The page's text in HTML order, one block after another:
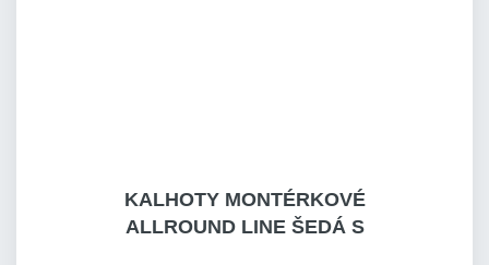
KALHOTY MONTÉRKOVÉ
ALLROUND LINE ŠEDÁ S